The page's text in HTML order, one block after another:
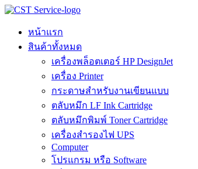
Skip
contentหน้าแรก
สินค้าทั้งหมด
เครื่องพล็อตเตอร์ HP DesignJet
เครื่อง Printer
กระดาษสำหรับงานเขียนแบบ
ตลับหมึก LF Ink Cartridge
ตลับหมึกพิมพ์ Toner Cartridge
เครื่องสำรองไฟ UPS
Computer
โปรแกรม หรือ Software